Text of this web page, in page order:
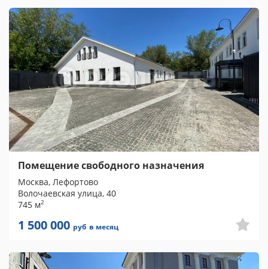
Помещение свободного назначения
Москва, Лефортово
Волочаевская улица, 40
745 м2
1 500 000 руб в месяц